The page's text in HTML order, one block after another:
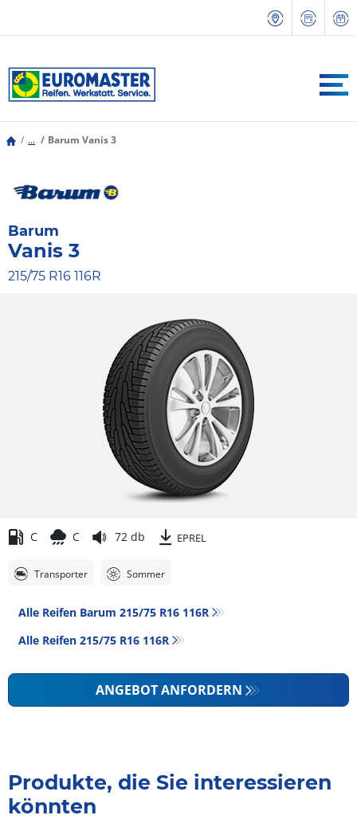
... Barum Vanis 3
Barum
Vanis 3
215/75 R16 116R
C C 72 db EPREL
Transporter Sommer
Alle Reifen Barum 215/75 R16 116R
Alle Reifen‎ 215/75 R16 116R
ANGEBOT ANFORDERN
Produkte, die Sie interessieren
könnten